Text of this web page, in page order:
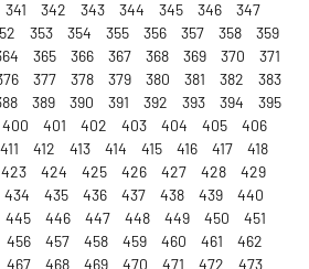
341 342 343 344 345 346
347
353 354 355 356 357 358
359
365 366 367 368 369 370
371
377 378 379 380 381 382
383
389 390 391 392 393 394
395
400 401 402 403 404 405
406
411 412 413 414 415 416 417
418
423 424 425 426 427 428
429
434 435 436 437 438 439
440
445 446 447 448 449 450
451
456 457 458 459 460 461
462
467 468 469 470 471 472
473